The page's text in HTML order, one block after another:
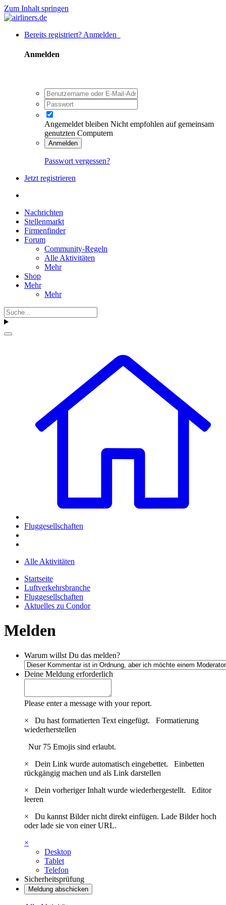
Zum Inhalt springen
Bereits registriert? Anmelden
Anmelden
Angemeldet bleiben Nicht empfohlen auf gemeinsam
genutzten Computern
Anmelden
Passwort vergessen?
Jetzt registrieren
Nachrichten
Stellenmarkt
Firmenfinder
Forum
Community-Regeln
Alle Aktivitäten
Mehr
Shop
Mehr
Mehr
Fluggesellschaften
Alle Aktivitäten
Startseite
Luftverkehrsbranche
Fluggesellschaften
Aktuelles zu Condor
Melden
Warum willst Du das melden?
Deine Meldung erforderlich
Please enter a message with your report.
×
Du hast formatierten Text eingefügt. Formatierung
wiederherstellen
Nur 75 Emojis sind erlaubt.
×
Dein Link wurde automatisch eingebettet. Einbetten
rückgängig machen und als Link darstellen
×
Dein vorheriger Inhalt wurde wiederhergestellt. Editor
leeren
×
Du kannst Bilder nicht direkt einfügen. Lade Bilder hoch
oder lade sie von einer URL.
×
Desktop
Tablet
Telefon
Sicherheitsprüfung
Meldung abschicken